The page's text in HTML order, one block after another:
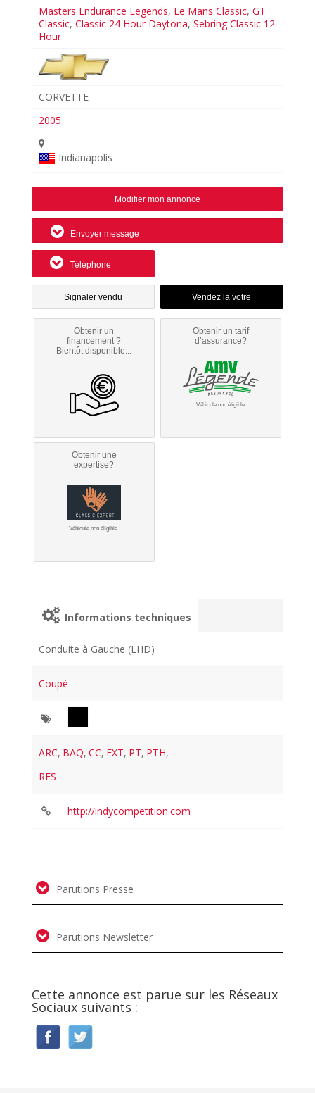
Masters Endurance Legends, Le Mans Classic,GT
Classic,Classic 24 Hour Daytona,Sebring Classic 12
Hour
CORVETTE
2005
Indianapolis
Modifier mon annonce
Envoyer message
Téléphone
Signaler vendu
Obtenir un
financement ?
Bientôt disponible...
Obtenir un tarif
d’assurance?
Véhicule non éligible.
Obtenir une
expertise?
Véhicule non éligible.
Informations techniques
Conduite à Gauche (LHD)
Coupé
ARC, BAQ, CC, EXT, PT, PTH,
RES
http://indycompetition.com
Parutions Presse
Parutions Newsletter
Cette annonce est parue sur les Réseaux
Sociaux suivants :